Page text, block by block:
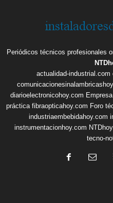
Periódicos técnicos profesionales
actualidad-industrial.com
diarioelectronicohoy.com
práctica fibraopticahoy.com Foro
industriaembebidahoy.com
instrumentacionhoy.com
tecno-